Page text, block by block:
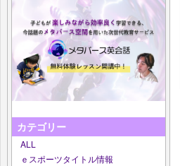
カテゴリー
ALL
ｅスポーツタイトル情報